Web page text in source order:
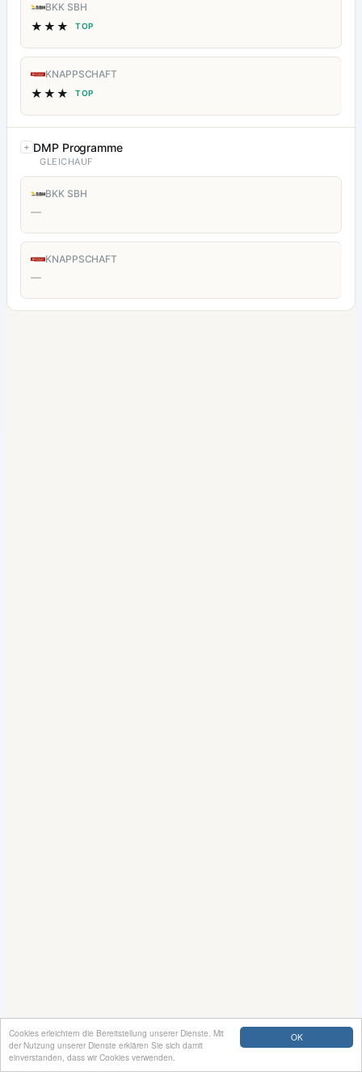
OK
Cookies erleichtern die Bereitstellung unserer Dienste. Mit
der Nutzung unserer Dienste erklären Sie sich damit
einverstanden, dass wir Cookies verwenden.
BKK SBH
★★★ TOP
KNAPPSCHAFT
★★★ TOP
DMP Programme
GLEICHAUF
BKK SBH
—
KNAPPSCHAFT
—